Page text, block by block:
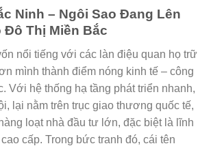
Ninh – Ngôi Sao Đang Lên
Thị Miền Bắc
nổi tiếng với các làn điệu quan họ trữ
mình thành điểm nóng kinh tế – công
Với hệ thống hạ tầng phát triển nhanh,
lại nằm trên trục giao thương quốc tế,
loạt nhà đầu tư lớn, đặc biệt là lĩnh
cấp. Trong bức tranh đó, cái tên